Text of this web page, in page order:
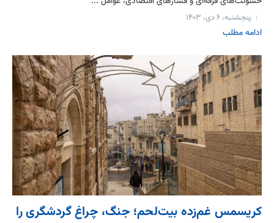
پنجشنبه، ۶ دی، ۱۴۰۳
ادامه مطلب
کریسمس غم‌زده بیت‌لحم؛ جنگ، چراغ گردشگری را